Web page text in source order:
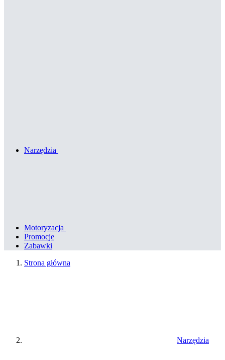
Narzędzia
Motoryzacja
Promocje
Zabawki
Strona główna
Narzędzia